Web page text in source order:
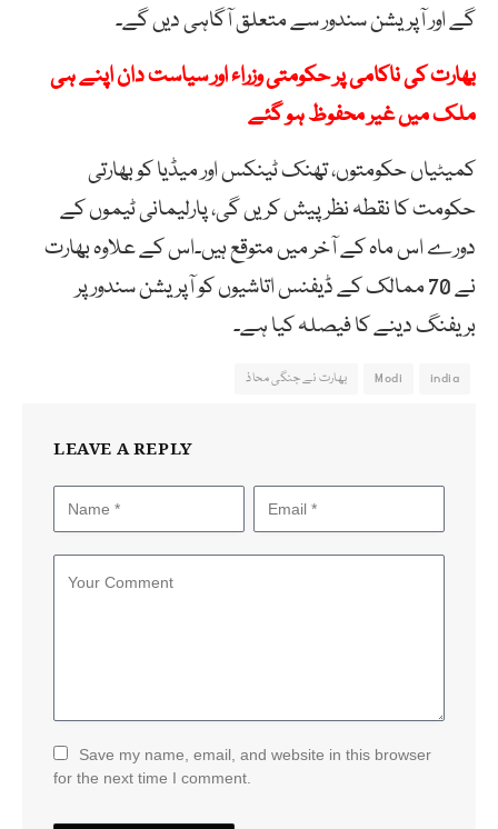
گے اور آپریشن سندور سے متعلق آگاہی دیں گے۔
بھارت کی ناکامی پر حکومتی وزراء اور سیاست دان اپنے ہی
ملک میں غیر محفوظ ہو گئے
کمیٹیاں حکومتوں، تھنک ٹینکس اور میڈیا کو بھارتی
حکومت کا نقطہ نظر پیش کریں گی، پارلیمانی ٹیموں کے
دورے اس ماہ کے آخر میں متوقع ہیں۔اس کے علاوہ بھارت
نے 70 ممالک کے ڈیفنس اتاشیوں کو آپریشن سندور پر
بریفنگ دینے کا فیصلہ کیا ہے۔
india
Modi بھارت نے جنگی محاذ
LEAVE A REPLY
Save my name, email, and website in this browser
for the next time I comment.